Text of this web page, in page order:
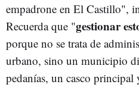
empadrone en El Castillo",
Recuerda que "gestionar
porque no se trata de
urbano, sino un municipio
pedanías, un casco principal